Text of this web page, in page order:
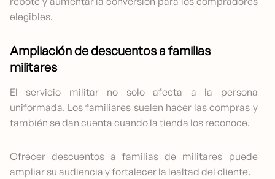
elegibles.
Ampliación de descuentos a familias
militares
El servicio militar no solo afecta a la persona
uniformada. Los familiares suelen hacer las compras y
también se dan cuenta cuando la tienda los reconoce.
Ofrecer descuentos a familias de militares puede
ampliar su audiencia y fortalecer la lealtad del cliente.